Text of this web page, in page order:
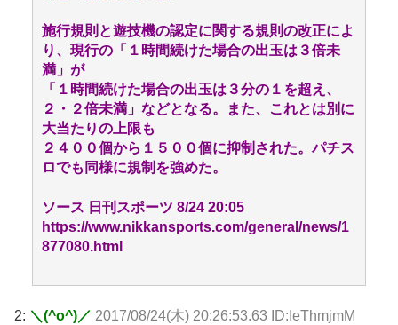
施行規則と遊技機の認定に関する規則の改正によ
り、現行の「１時間続けた場合の出玉は３倍未
満」が
「１時間続けた場合の出玉は３分の１を超え、
２・２倍未満」などとなる。また、これとは別に
大当たりの上限も
２４００個から１５００個に抑制された。パチス
ロでも同様に規制を強めた。
ソース 日刊スポーツ 8/24 20:05
https://www.nikkansports.com/general/news/1
877080.html
2: ＼(^o^)／ 2017/08/24(木) 20:26:53.63 ID:IeThmjmM